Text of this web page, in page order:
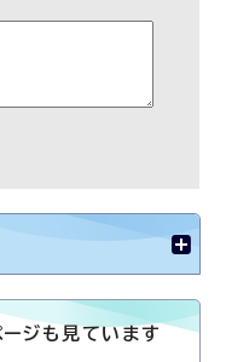
ジも見ています